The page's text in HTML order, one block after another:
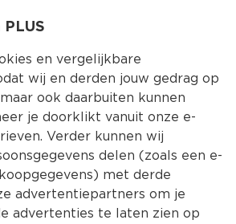
Kies jouw
en vergelijkbare
wij en derden jouw gedrag op
ook daarbuiten kunnen
je doorklikt vanuit onze e-
Verder kunnen wij
delen (zoals een e-
met derde
advertentiepartners om je
advertenties te laten zien op